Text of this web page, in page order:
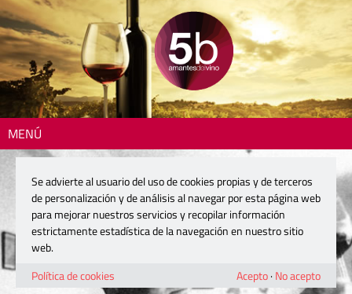
MENÚ
Se advierte al usuario del uso de cookies propias y de terceros
de personalización y de análisis al navegar por esta página web
para mejorar nuestros servicios y recopilar información
estrictamente estadística de la navegación en nuestro sitio
web.
Política de cookies
Acepto· No acepto